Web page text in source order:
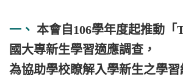
一、 本會自106學年度起推動「
國大專新生學習適應調查，
為協助學校瞭解入學新生之學習